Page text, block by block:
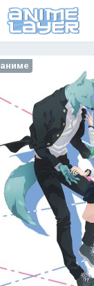
аниме